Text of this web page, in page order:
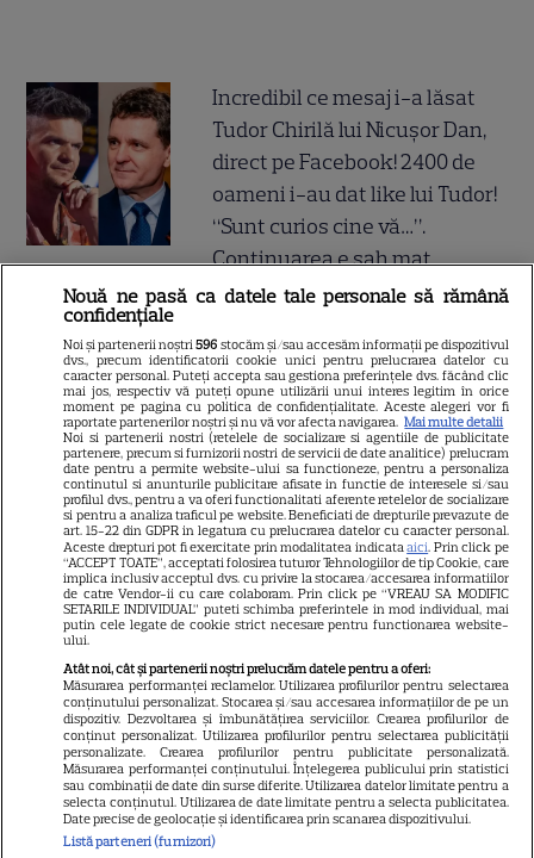
Incredibil ce mesaj i-a lăsat
Tudor Chirilă lui Nicușor Dan,
direct pe Facebook! 2400 de
oameni i-au dat like lui Tudor!
“Sunt curios cine vă…”.
Continuarea e șah mat
Mirabela Grădinaru, dar asta
nu e tot! Surpriza uriașă din
declarația de avere! Da, scrie
negru pe alb! O cheamă…
Jorge, revoltat după ce și-a
găsit apartamentul de la mare
devastat. Ce au lăsat în urmă
turiștii este strigător la Cer
Fiul Deei și al lui Dinu Maxer a
intrat la un liceu de renume
din București. Andreas, admis
fără meditații, cu note maxime
Nouă ne pasă ca datele tale personale să rămână
confidențiale
Noi și partenerii noștri596 stocăm și/sau accesăm informații pe dispozitivul
dvs., precum identificatorii cookie unici pentru prelucrarea datelor cu
caracter personal. Puteți accepta sau gestiona preferințele dvs. făcând clic
mai jos, respectiv vă puteți opune utilizării unui interes legitim în orice
moment pe pagina cu politica de confidențialitate. Aceste alegeri vor fi
raportate partenerilor noștri și nu vă vor afecta navigarea. Mai multe detalii
Noi si partenerii nostri (retelele de socializare si agentiile de publicitate
partenere, precum si furnizorii nostri de servicii de date analitice) prelucram
date pentru a permite website-ului sa functioneze, pentru a personaliza
continutul si anunturile publicitare afisate in functie de interesele si/sau
profilul dvs., pentru a va oferi functionalitati aferente retelelor de socializare
si pentru a analiza traficul pe website. Beneficiati de drepturile prevazute de
art. 15-22 din GDPR in legatura cu prelucrarea datelor cu caracter personal.
Aceste drepturi pot fi exercitate prin modalitatea indicataaici. Prin click pe
“ACCEPT TOATE”, acceptati folosirea tuturor Tehnologiilor de tip Cookie, care
implica inclusiv acceptul dvs. cu privire la stocarea/accesarea informatiilor
de catre Vendor-ii cu care colaboram. Prin click pe “VREAU SA MODIFIC
SETARILE INDIVIDUAL” puteti schimba preferintele in mod individual, mai
putin cele legate de cookie strict necesare pentru functionarea website-
ului.
Atât noi, cât și partenerii noștri prelucrăm datele pentru a oferi:
Măsurarea performanței reclamelor. Utilizarea profilurilor pentru selectarea
conținutului personalizat. Stocarea și/sau accesarea informațiilor de pe un
dispozitiv. Dezvoltarea și îmbunătățirea serviciilor. Crearea profilurilor de
conținut personalizat. Utilizarea profilurilor pentru selectarea publicității
personalizate. Crearea profilurilor pentru publicitate personalizată.
Măsurarea performanței conținutului. Înțelegerea publicului prin statistici
sau combinații de date din surse diferite. Utilizarea datelor limitate pentru a
selecta conținutul. Utilizarea de date limitate pentru a selecta publicitatea.
Date precise de geolocație și identificarea prin scanarea dispozitivului.
Listă parteneri (furnizori)